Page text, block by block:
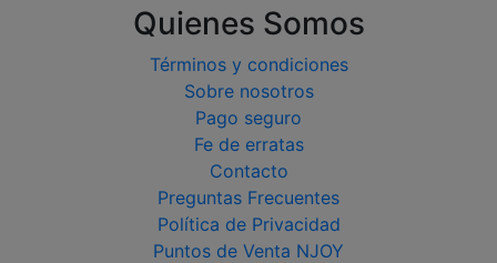
Quienes Somos
Términos y condiciones
Sobre nosotros
Pago seguro
Fe de erratas
Contacto
Preguntas Frecuentes
Política de Privacidad
Puntos de Venta NJOY